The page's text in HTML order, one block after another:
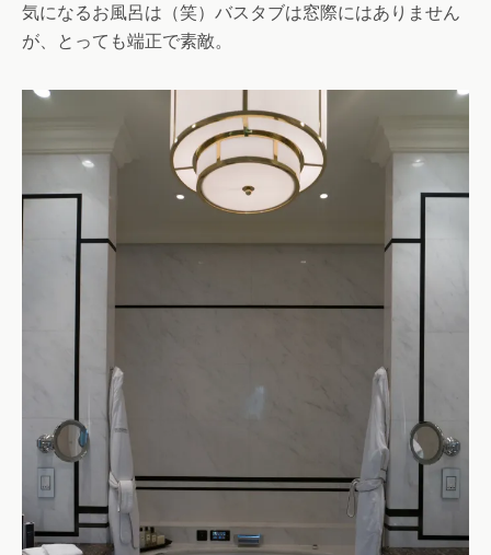
気になるお風呂は（笑）バスタブは窓際にはありません
が、とっても端正で素敵。